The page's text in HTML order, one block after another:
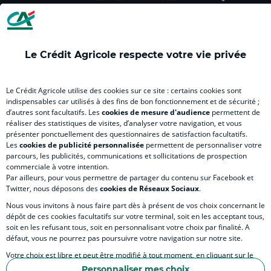
Le Crédit Agricole respecte votre vie privée
Le Crédit Agricole utilise des cookies sur ce site : certains cookies sont
indispensables car utilisés à des fins de bon fonctionnement et de sécurité ;
d’autres sont facultatifs. Lescookies de mesure d'audience permettent de
réaliser des statistiques de visites, d’analyser votre navigation, et vous
présenter ponctuellement des questionnaires de satisfaction facultatifs.
Lescookies de publicité personnalisée permettent de personnaliser votre
parcours, les publicités, communications et sollicitations de prospection
commerciale à votre intention.
Par ailleurs, pour vous permettre de partager du contenu sur Facebook et
Twitter, nous déposons descookies de Réseaux Sociaux.
Nous vous invitons à nous faire part dès à présent de vos choix concernant le
dépôt de ces cookies facultatifs sur votre terminal, soit en les acceptant tous,
soit en les refusant tous, soit en personnalisant votre choix par finalité. A
défaut, vous ne pourrez pas poursuivre votre navigation sur notre site.
Votre choix est libre et peut être modifié à tout moment, en cliquant sur le
lien "Cookies", en bas de page.
(
nouvel
onglet
)
Master
onglet
)
(
)
(
)
)
RELATION BANQUE CLIENT
SITES SPECIALISES
Accessibilité numérique du site
MENTIONS LÉGALES
POLITIQUE DE PROTECTION DES DONNÉES PERSONNELLES DE LA CAISSE